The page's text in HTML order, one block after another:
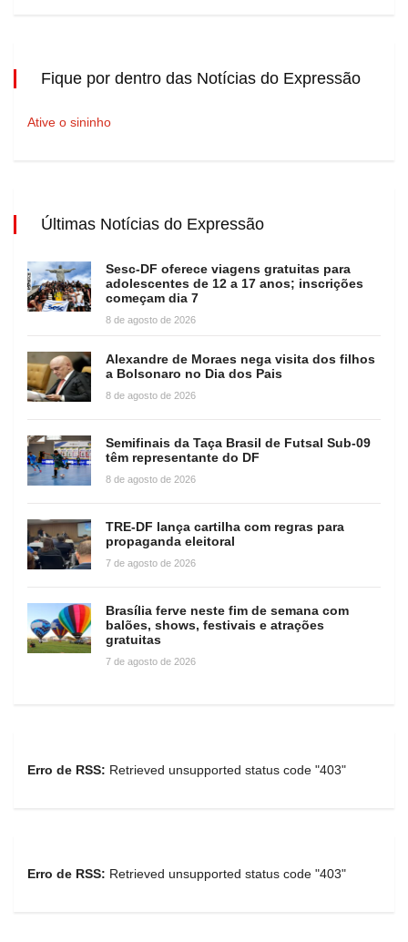
Fique por dentro das Notícias do Expressão
Ative o sininho
Últimas Notícias do Expressão
Sesc-DF oferece viagens gratuitas para
adolescentes de 12 a 17 anos; inscrições
começam dia 7
8 de agosto de 2026
Alexandre de Moraes nega visita dos filhos
a Bolsonaro no Dia dos Pais
8 de agosto de 2026
Semifinais da Taça Brasil de Futsal Sub-09
têm representante do DF
8 de agosto de 2026
TRE-DF lança cartilha com regras para
propaganda eleitoral
7 de agosto de 2026
Brasília ferve neste fim de semana com
balões, shows, festivais e atrações
gratuitas
7 de agosto de 2026
Erro de RSS: Retrieved unsupported status code "403"
Erro de RSS: Retrieved unsupported status code "403"